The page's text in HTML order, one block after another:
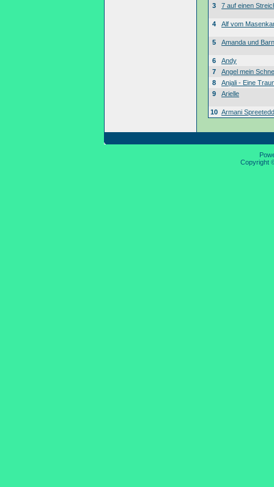
3
7 auf einen
4 Alf vom
5 Amanda und
6
Andy
7
Angel mein
8
Anjali - Eine
9
Arielle
10 Armani
Copyright